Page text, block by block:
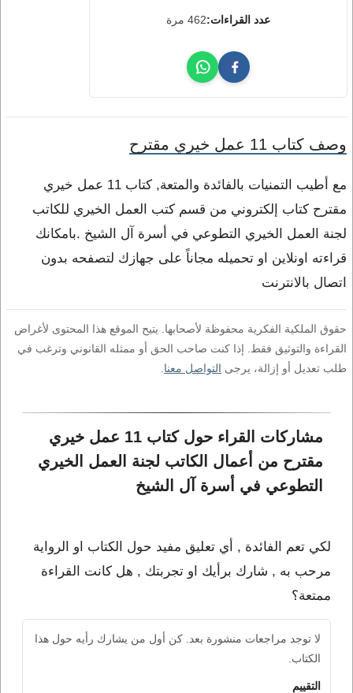
عدد القراءات:462 مرة
وصف كتاب 11 عمل خيري مقترح
مع أطيب التمنيات بالفائدة والمتعة, كتاب 11 عمل خيري
مقترح كتاب إلكتروني من قسم كتب العمل الخيري للكاتب
لجنة العمل الخيري التطوعي في أسرة آل الشيخ .بامكانك
قراءته اونلاين او تحميله مجاناً على جهازك لتصفحه بدون
اتصال بالانترنت
حقوق الملكية الفكرية محفوظة لأصحابها. يتيح الموقع هذا المحتوى لأغراض
القراءة والتوثيق فقط. إذا كنت صاحب الحق أو ممثله القانوني وترغب في
طلب تعديل أو إزالة، يرجى التواصل معنا
مشاركات القراء حول كتاب 11 عمل خيري
مقترح من أعمال الكاتب لجنة العمل الخيري
التطوعي في أسرة آل الشيخ
لكي تعم الفائدة , أي تعليق مفيد حول الكتاب او الرواية
مرحب به , شارك برأيك او تجربتك , هل كانت القراءة
ممتعة؟
لا توجد مراجعات منشورة بعد. كن أول من يشارك رأيه حول هذا
الكتاب.
التقييم